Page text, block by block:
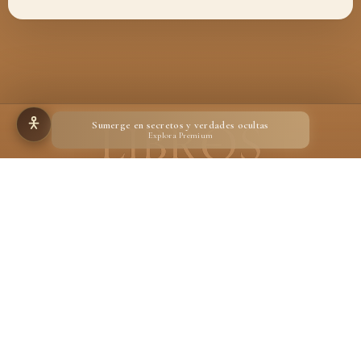
Sumerge en secretos y verdades ocultas
Explora Premium